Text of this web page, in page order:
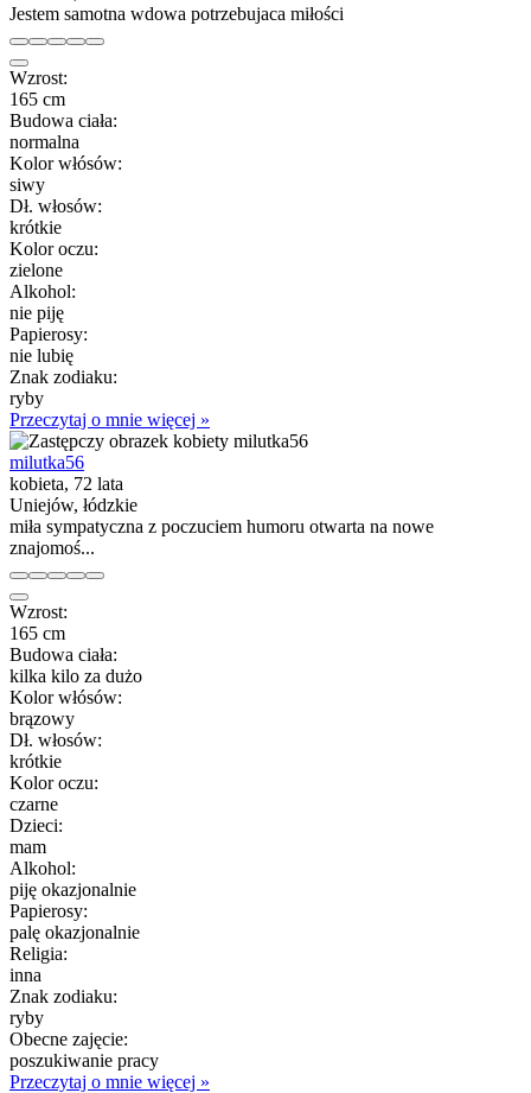
Jestem samotna wdowa potrzebujaca miłości
Wzrost:
165 cm
Budowa ciała:
normalna
Kolor włósów:
siwy
Dł. włosów:
krótkie
Kolor oczu:
zielone
Alkohol:
nie piję
Papierosy:
nie lubię
Znak zodiaku:
ryby
Przeczytaj o mnie więcej »
milutka56
kobieta, 72 lata
Uniejów, łódzkie
miła sympatyczna z poczuciem humoru otwarta na nowe
znajomoś...
Wzrost:
165 cm
Budowa ciała:
kilka kilo za dużo
Kolor włósów:
brązowy
Dł. włosów:
krótkie
Kolor oczu:
czarne
Dzieci:
mam
Alkohol:
piję okazjonalnie
Papierosy:
palę okazjonalnie
Religia:
inna
Znak zodiaku:
ryby
Obecne zajęcie:
poszukiwanie pracy
Przeczytaj o mnie więcej »